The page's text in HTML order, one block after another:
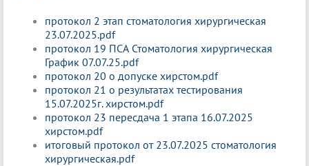
протокол 2 этап стоматология хирургическая
23.07.2025.pdf
протокол 19 ПСА Стоматология хирургическая
График 07.07.25.pdf
протокол 20 о допуске хирстом.pdf
протокол 21 о результатах тестирования
15.07.2025г. хирстом.pdf
протокол 23 пересдача 1 этапа 16.07.2025
хирстом.pdf
итоговый протокол от 23.07.2025 стоматология
хирургическая.pdf